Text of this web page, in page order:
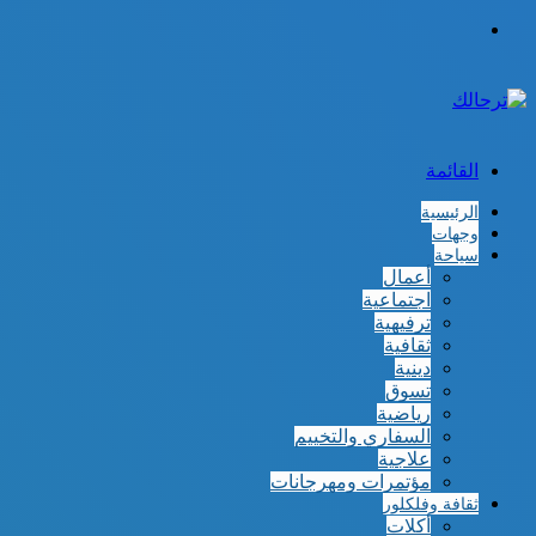
القائمة
الرئيسية
وجهات
سياحة
أعمال
اجتماعية
ترفيهية
ثقافية
دينية
تسوق
رياضية
السفاري والتخييم
علاجية
مؤتمرات ومهرجانات
ثقافة وفلكلور
أكلات